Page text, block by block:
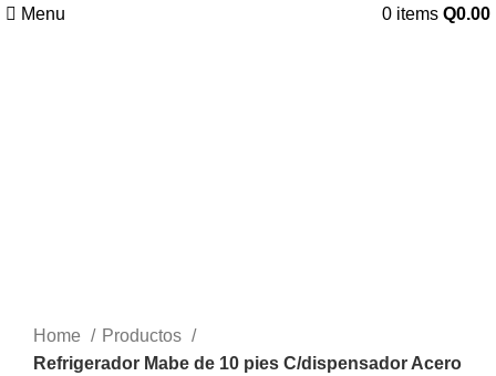
Menu 0 items Q0.00
Home
Productos
Refrigerador Mabe de 10 pies C/dispensador Acero